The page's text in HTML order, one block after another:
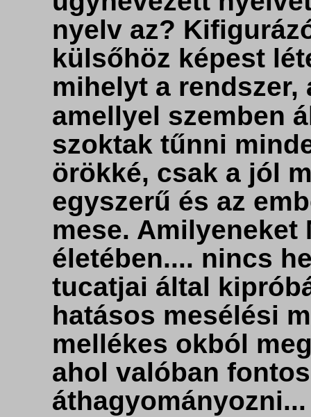
nyelv az?
külsőhöz képest
mihelyt a rendszer,
amellyel szemben
szoktak tűnni
örökké, csak a jól
egyszerű és az
mese. Amilyeneket
életében.... nincs
tucatjai által
hatásos mesélési
mellékes okból
ahol valóban
áthagyományozni...